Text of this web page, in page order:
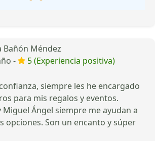
Bañón Méndez
-
5 (Experiencia positiva)
siempre les he encargado
para mis regalos y eventos.
Miguel Ángel siempre me ayudan a
opciones. Son un encanto y súper